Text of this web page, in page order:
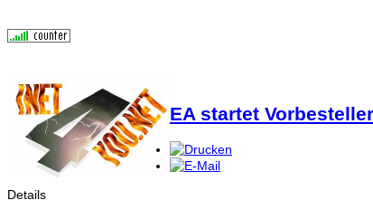
EA startet
Details